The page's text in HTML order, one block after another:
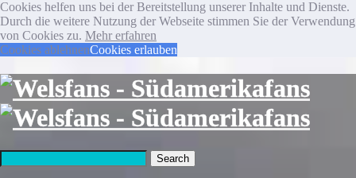
Cookies helfen uns bei der Bereitstellung unserer Inhalte und Dienste.
Durch die weitere Nutzung der Webseite stimmen Sie der Verwendung
von Cookies zu. Mehr erfahren
Cookies ablehnenCookies erlauben
Search